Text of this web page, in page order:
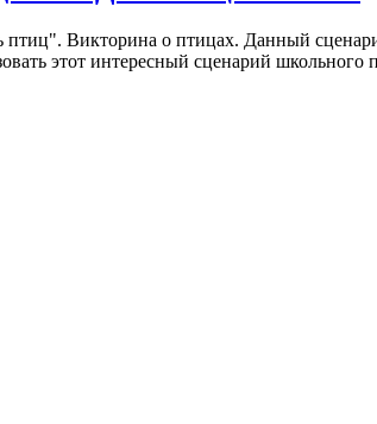
Викторина о птицах. Данный
этот интересный сценарий школьного